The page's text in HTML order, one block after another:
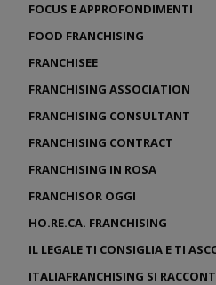
FOCUS E APPROFONDIMENTI
FOOD FRANCHISING
FRANCHISEE
FRANCHISING ASSOCIATION
FRANCHISING CONSULTANT
FRANCHISING CONTRACT
FRANCHISING IN ROSA
FRANCHISOR OGGI
HO.RE.CA. FRANCHISING
IL LEGALE TI CONSIGLIA E TI
ITALIAFRANCHISING SI